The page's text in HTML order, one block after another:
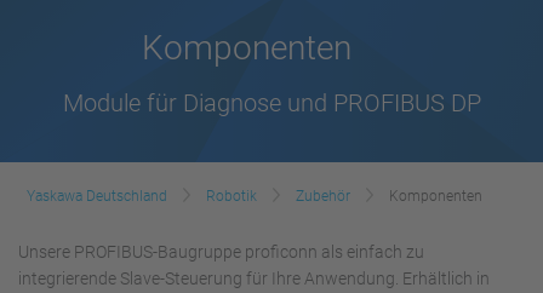
Komponenten
Module für Diagnose und PROFIBUS DP
Yaskawa Deutschland Robotik Zubehör Komponenten
Unsere PROFIBUS-Baugruppe proficonn als einfach zu
integrierende Slave-Steuerung für Ihre Anwendung. Erhältlich in